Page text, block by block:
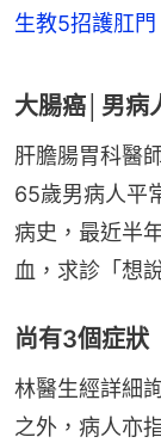
生教5招護肛門
大腸癌│男病
肝膽腸胃科醫
65歲男病人平
病史，最近半
血，求診「想
尚有3個症
林醫生經詳細
之外，病人亦